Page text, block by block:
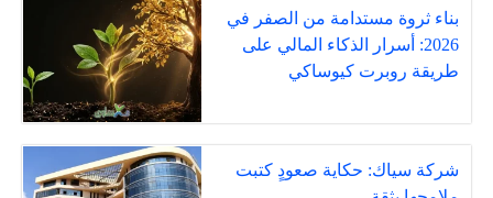
بناء ثروة مستدامة من الصفر في
2026: أسرار الذكاء المالي على
طريقة روبرت كيوساكي
شركة سياك: حكاية صعودٍ كتبت